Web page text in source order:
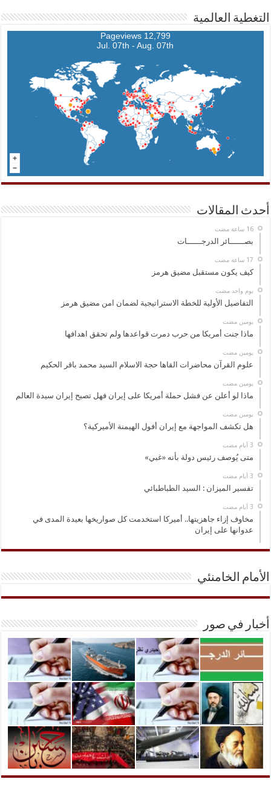
التغطية العالمية
12,799 Pageviews
Jul. 07th - Aug. 07th
أحدث المقالات
‏16 ساعة مضت
بصــــــائر الدرجــــــات
كيف يكون مستقبل مضيق هرمز
‏يوم واحد مضت
التفاصيل الأولية للخطة الاستراتيجية لضمان امن مضيق هرمز
‏يومين مضت
ماذا جنت أمريكا من حرب دمرت قواعدها ولم تحقق اهدافها
‏يومين مضت
علوم القرآن محاضرات القاها حجة الاسلام السيد محمد باقر الحكيم
‏يومين مضت
ماذا لو أعلن عن فشل حملة أمريكا على إيران فهل تصبح إيران سيدة العالم
‏يومين مضت
هل تكشف المواجهة مع إيران أفول الهيمنة الأميركية؟
متى يُوصف رئيس دولة بأنه «غبي»
تفسير الميزان : السيد الطباطبائي
مخاوف إزاء جاهزيتها.. أميركا استخدمت كل صواريخها بعيدة المدى في
عدوانها على إيران
الأمام الخامنئي
أخبار في صور